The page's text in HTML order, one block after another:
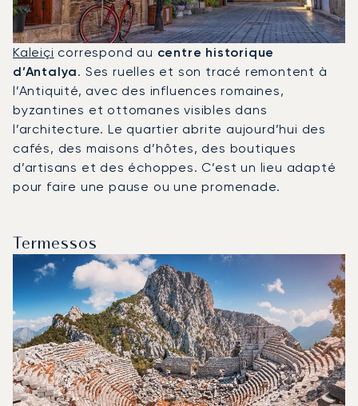
Kaleiçi correspond au centre historique
d’Antalya. Ses ruelles et son tracé remontent à
l’Antiquité, avec des influences romaines,
byzantines et ottomanes visibles dans
l’architecture. Le quartier abrite aujourd’hui des
cafés, des maisons d’hôtes, des boutiques
d’artisans et des échoppes. C’est un lieu adapté
pour faire une pause ou une promenade.
Termessos